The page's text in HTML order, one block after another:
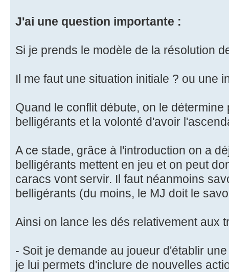
J'ai une question importante :
Si je prends le modèle de la résolution
Il me faut une situation initiale ? ou une
Quand le conflit débute, on le
belligérants et la volonté d'avoir
A ce stade, grâce à l'introduction on a
belligérants mettent en jeu et on peut
caracs vont servir. Il faut néanmoins
belligérants (du moins, le MJ doit le
Ainsi on lance les dés relativement aux
- Soit je demande au joueur d'établir
je lui permets d'inclure de nouvelles